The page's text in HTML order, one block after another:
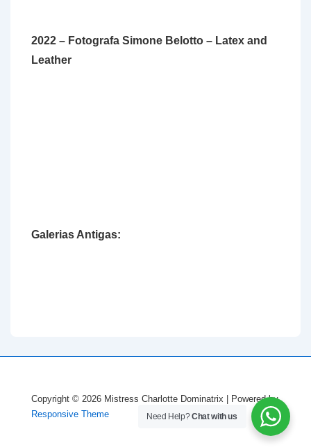
2022 – Fotografa Simone Belotto – Latex and
Leather
Galerias Antigas:
Copyright © 2026 Mistress Charlotte Dominatrix
| Powered by
Responsive Theme
Need Help?Chat with us